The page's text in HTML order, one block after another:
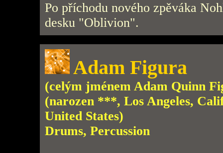
Po příchodu nového zpěváka
desku "Oblivion".
Adam Figura
(celým jménem Adam Quinn
(narozen ***, Los Angeles,
United States)
Drums, Percussion